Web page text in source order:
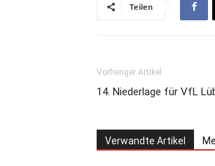
Teilen
Vorheriger Artikel
14. Niederlage für VfL
Verwandte Artikel